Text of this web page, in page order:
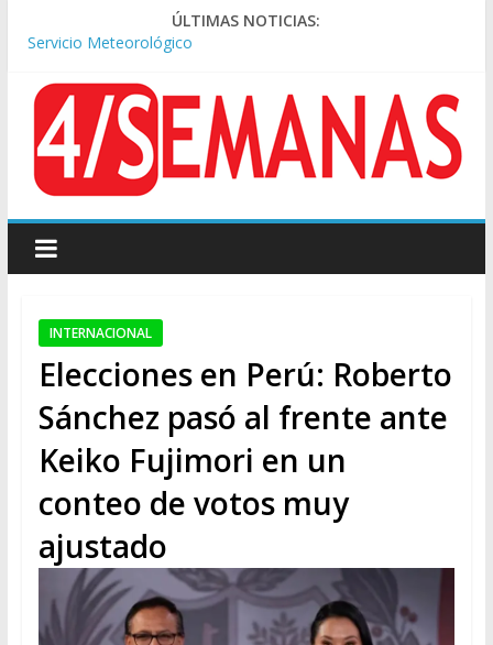
ÚLTIMAS NOTICIAS:
Tormentas severas y fuertes ráfagas de viento: alerta del
Servicio Meteorológico
1,6% en julio
Represión frente al Congreso: tres detenidos durante la
protesta contra la Ley de Propiedad Privada
Sturzenegger defendió la Ley de Tierras y lamentó el retiro
del capítulo de extranjerización
Fuego y defiende la Ley de Tierras
INTERNACIONAL
Elecciones en Perú: Roberto
Sánchez pasó al frente ante
Keiko Fujimori en un
conteo de votos muy
ajustado